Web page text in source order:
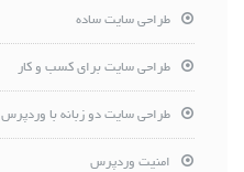
طراحی سایت ساده
طراحی سایت برای کسب و کار
طراحی سایت دو زبانه با وردپرس
امنیت وردپرس